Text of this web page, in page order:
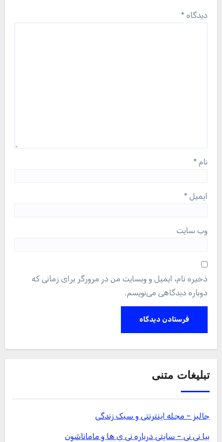
دیدگاه *
نام *
ایمیل *
وب‌ سایت
ذخیره نام، ایمیل و وبسایت من در مرورگر برای زمانی که
دوباره دیدگاهی می‌نویسم.
تبلیغات متنی
جالبز – مجله اینترنتی و سبک زندگی
بیا نی نی – سایتی درباره نی ی ها و ماماناشون